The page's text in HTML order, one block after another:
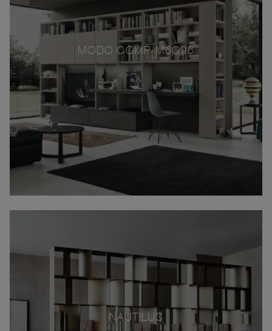
MODO COMP M6C96
NAUTILUS